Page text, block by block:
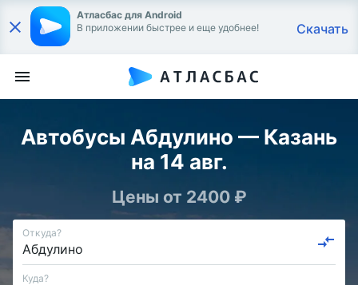
Атласбас для Android
В приложении быстрее и еще удобнее!
Скачать
Автобусы Абдулино — Казань
на 14 авг.
Цены от 2400 ₽
Откуда?
Куда?